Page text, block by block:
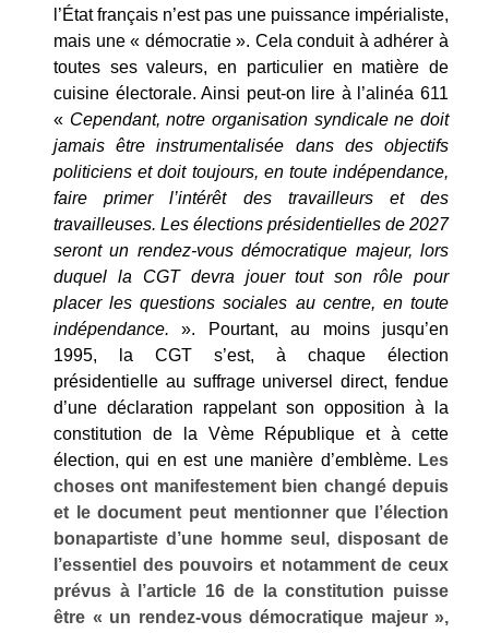
l’État français n’est pas une puissance impérialiste,
mais une « démocratie ». Cela conduit à adhérer à
toutes ses valeurs, en particulier en matière de
cuisine électorale. Ainsi peut-on lire à l’alinéa 611
« Cependant, notre organisation syndicale ne doit
jamais être instrumentalisée dans des objectifs
politiciens et doit toujours, en toute indépendance,
faire primer l’intérêt des travailleurs et des
travailleuses. Les élections présidentielles de 2027
seront un rendez-vous démocratique majeur, lors
duquel la CGT devra jouer tout son rôle pour
placer les questions sociales au centre, en toute
indépendance. ». Pourtant, au moins jusqu’en
1995, la CGT s’est, à chaque élection
présidentielle au suffrage universel direct, fendue
d’une déclaration rappelant son opposition à la
constitution de la Vème République et à cette
élection, qui en est une manière d’emblème. Les
choses ont manifestement bien changé depuis
et le document peut mentionner que l’élection
bonapartiste d’une homme seul, disposant de
l’essentiel des pouvoirs et notamment de ceux
prévus à l’article 16 de la constitution puisse
être « un rendez-vous démocratique majeur »,